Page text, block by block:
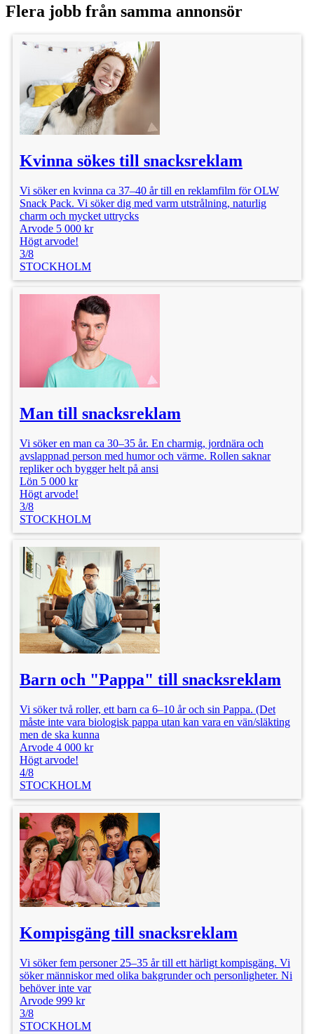
Ålder: 20 - 40 år
Publicerad: 15/5
Flera jobb från samma annonsör
Kvinna sökes till snacksreklam
Vi söker en kvinna ca 37–40 år till en reklamfilm för OLW
Snack Pack. Vi söker dig med varm utstrålning, naturlig
charm och mycket uttrycks
Arvode 5 000 kr
Högt arvode!
3/8
STOCKHOLM
Man till snacksreklam
Vi söker en man ca 30–35 år. En charmig, jordnära och
avslappnad person med humor och värme. Rollen saknar
repliker och bygger helt på ansi
Lön 5 000 kr
Högt arvode!
3/8
STOCKHOLM
Barn och "Pappa" till snacksreklam
Vi söker två roller, ett barn ca 6–10 år och sin Pappa. (Det
måste inte vara biologisk pappa utan kan vara en vän/släkting
men de ska kunna
Arvode 4 000 kr
Högt arvode!
4/8
STOCKHOLM
Kompisgäng till snacksreklam
Vi söker fem personer 25–35 år till ett härligt kompisgäng. Vi
söker människor med olika bakgrunder och personligheter. Ni
behöver inte var
Arvode 999 kr
3/8
STOCKHOLM